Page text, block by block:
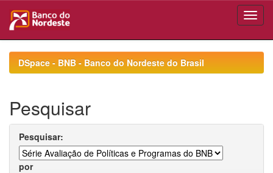
navigationDSpace - BNB - Banco do Nordeste do Brasil
Pesquisar
Pesquisar:
por